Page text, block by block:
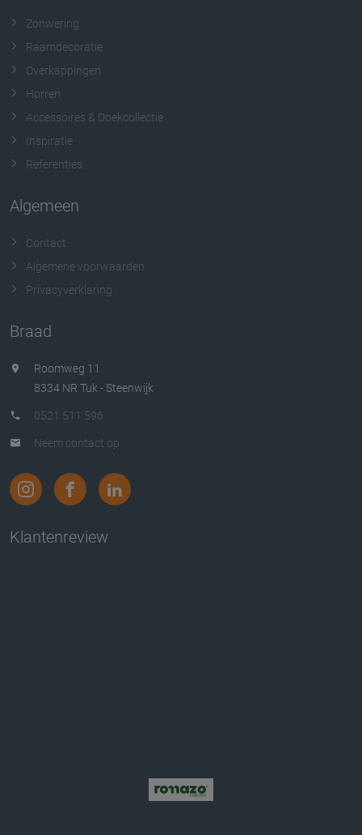
Zonwering
Raamdecoratie
Overkappingen
Horren
Accessoires & Doekcollectie
Inspiratie
Referenties
Algemeen
Contact
Algemene voorwaarden
Privacyverklaring
Braad
Roomweg 11
8334 NR Tuk - Steenwijk
0521 511 596
Neem contact op
Klantenreview